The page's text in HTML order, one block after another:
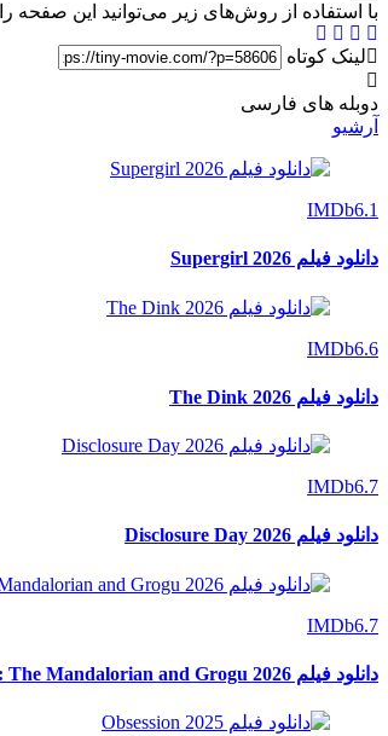
با استفاده از روش‌های زیر می‌توانید این صفحه
لینک کوتاه
دوبله های فارسی
آرشیو
IMDb6.1
دانلود فیلم Supergirl 2026
IMDb6.6
دانلود فیلم The Dink 2026
IMDb6.7
دانلود فیلم Disclosure Day 2026
IMDb6.7
دانلود فیلم Star Wars: The Mandalorian and Grogu 2026